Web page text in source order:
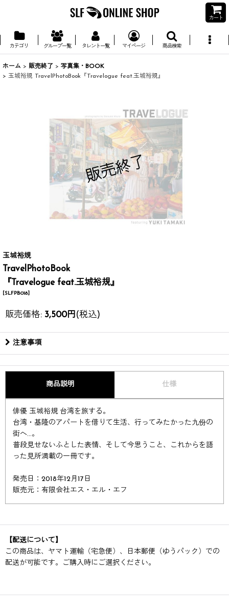
カート
カテゴリ グループ一覧 タレント一覧 マイページ 商品検索
ホーム > 販売終了 > 写真集・BOOK
> 玉城裕規 TravelPhotoBook『Travelogue feat.玉城裕規』
玉城裕規
TravelPhotoBook
『Travelogue feat.玉城裕規』
[SLFPB018]
販売価格: 3,500円 (税込)
注意事項
商品説明 仕様
俳優 玉城裕規 台湾を旅する。
台湾・基隆のアパートを借りて生活、行ってみたかった九份の
街へ…。
普段見せないふとした表情、そして今思うこと、これからを語
った見所満載の一冊です。
発売日：2018年12月17日
販売元：有限会社エス・エル・エフ
【配送について】
この商品は、ヤマト運輸（宅急便）、日本郵便（ゆうパック）での
配送が可能です。ご購入時にご選択ください。